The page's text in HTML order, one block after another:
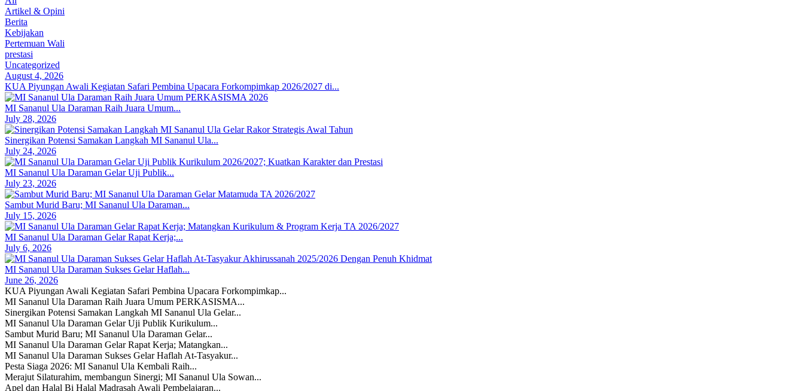
Artikel & Opini
Berita
Kebijakan
Pertemuan Wali
prestasi
Uncategorized
August 4, 2026
KUA Piyungan Awali Kegiatan Safari Pembina Upacara Forkompimkap 2026/2027 di...
MI Sananul Ula Daraman Raih Juara Umum...
July 28, 2026
Sinergikan Potensi Samakan Langkah MI Sananul Ula...
July 24, 2026
MI Sananul Ula Daraman Gelar Uji Publik...
July 23, 2026
Sambut Murid Baru; MI Sananul Ula Daraman...
July 15, 2026
MI Sananul Ula Daraman Gelar Rapat Kerja;...
July 6, 2026
MI Sananul Ula Daraman Sukses Gelar Haflah...
June 26, 2026
KUA Piyungan Awali Kegiatan Safari Pembina Upacara Forkompimkap...
MI Sananul Ula Daraman Raih Juara Umum PERKASISMA...
Sinergikan Potensi Samakan Langkah MI Sananul Ula Gelar...
MI Sananul Ula Daraman Gelar Uji Publik Kurikulum...
Sambut Murid Baru; MI Sananul Ula Daraman Gelar...
MI Sananul Ula Daraman Gelar Rapat Kerja; Matangkan...
MI Sananul Ula Daraman Sukses Gelar Haflah At-Tasyakur...
Pesta Siaga 2026: MI Sananul Ula Kembali Raih...
Merajut Silaturahim, membangun Sinergi; MI Sananul Ula Sowan...
Apel dan Halal Bi Halal Madrasah Awali Pembelajaran...